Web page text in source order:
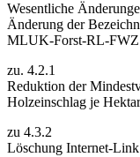
Wesentliche
Änderung der
MLUK-Forst-RL-FWZ
zu. 4.2.1
Reduktion der
Holzeinschlag je
zu 4.3.2
Löschung Internet-Link